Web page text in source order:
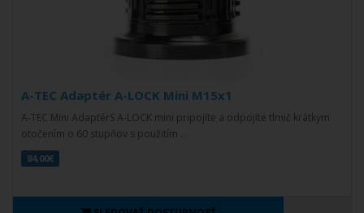
A-TEC Adaptér A-LOCK Mini M15x1
A-TEC Mini AdaptérS A-LOCK mini pripojíte a odpojíte tlmič krátkym
otočením o 60 stupňov s použitím ..
84,00€